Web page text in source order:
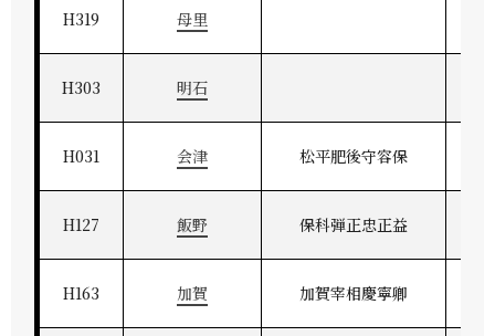
H319 母里
H303 明石
H031 会津 松平肥後守容保
H127 飯野 保科弾正忠正益
H163 加賀 加賀宰相慶寧卿